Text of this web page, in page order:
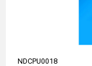
NDCPU0018